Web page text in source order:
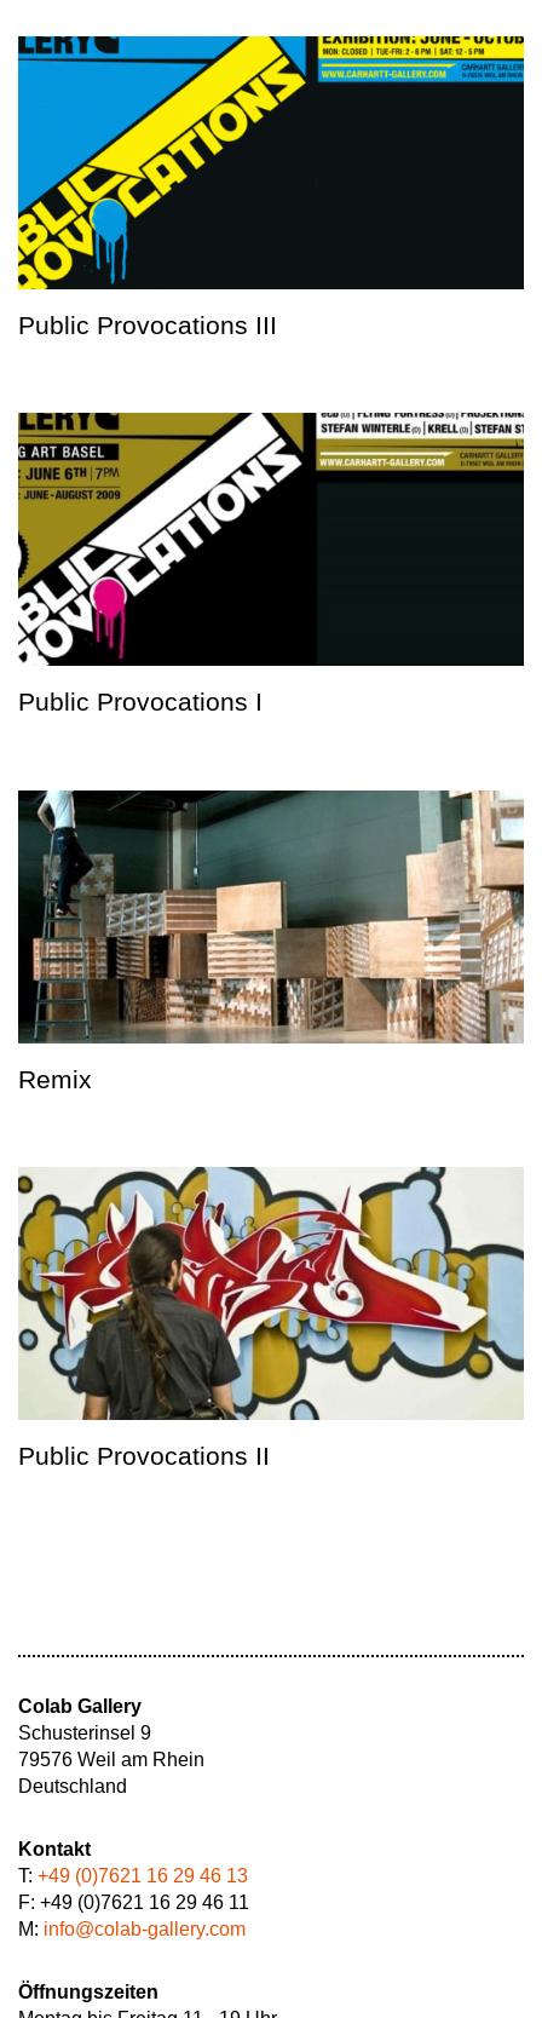
Public Provocations III
Public Provocations I
Remix
Public Provocations II
Colab Gallery
Schusterinsel 9
79576 Weil am Rhein
Deutschland
Kontakt
T: +49 (0)7621 16 29 46 13
F: +49 (0)7621 16 29 46 11
M: info@colab-gallery.com
Öffnungszeiten